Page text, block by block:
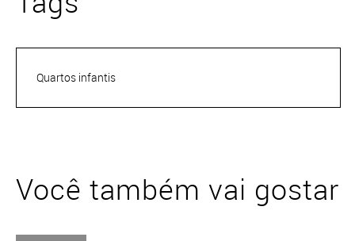
Quartos infantis
Você também vai gostar